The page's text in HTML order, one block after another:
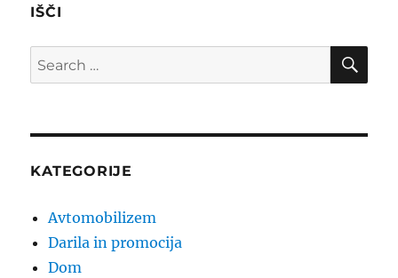
IŠČI
Search
for:
KATEGORIJE
Avtomobilizem
Darila in promocija
Dom